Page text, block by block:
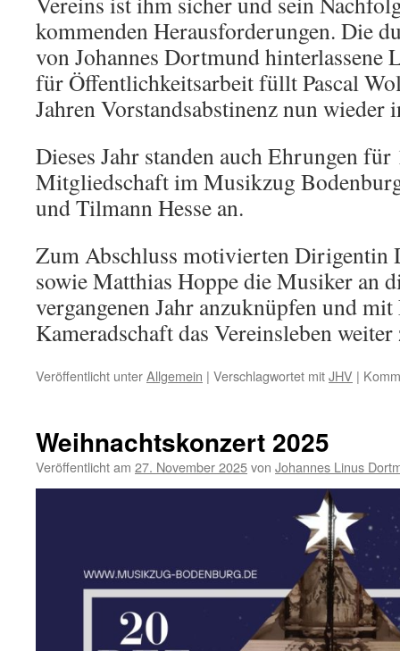
kommenden Herausforderungen. Die
von Johannes Dortmund hinterlassene
für Öffentlichkeitsarbeit füllt Pascal
Jahren Vorstandsabstinenz nun
Dieses Jahr standen auch Ehrungen
Mitgliedschaft im Musikzug
und Tilmann Hesse an.
Zum Abschluss motivierten Dirigentin
sowie Matthias Hoppe die Musiker an
vergangenen Jahr anzuknüpfen und
Kameradschaft das Vereinsleben weiter
Veröffentlicht unterAllgemein | Verschlagwortet mitJHV |
Weihnachtskonzert 2025
Veröffentlicht am 27. November 2025von Johannes Linus